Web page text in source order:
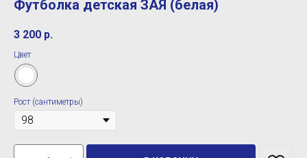
Футболка детская ЗАЯ (белая)
3 200 р.
Цвет
Рост (сантиметры)